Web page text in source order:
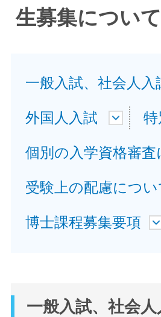
生募集について
一般入試、社会人入
外国人入試
個別の入学資格審査
受験上の配慮につい
博士課程募集要項
一般入試、社会